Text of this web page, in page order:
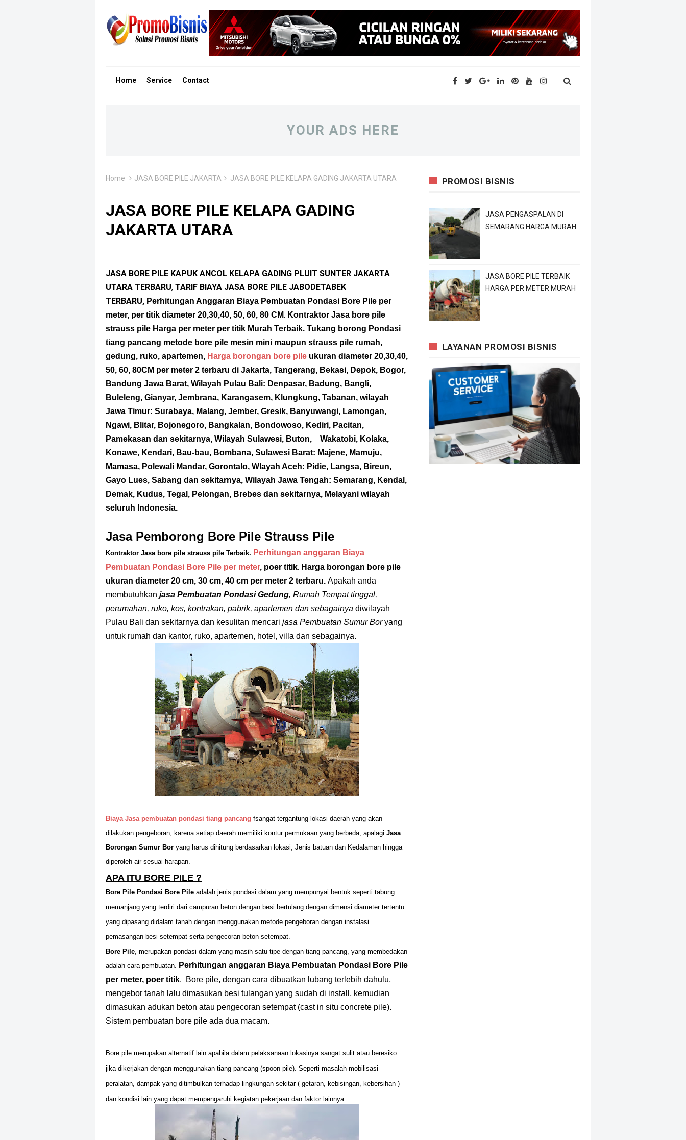
Home Service Contact
YOUR ADS HERE
Home JASA BORE PILE JAKARTA JASA BORE PILE KELAPA GADING JAKARTA UTARA
JASA BORE PILE KELAPA GADING
JAKARTA UTARA
JASA BORE PILE KAPUK ANCOL KELAPA GADING PLUIT SUNTER JAKARTA
UTARA TERBARU, TARIF BIAYA JASA BORE PILE JABODETABEK
TERBARU, Perhitungan Anggaran Biaya Pembuatan Pondasi Bore Pile per
meter, per titik diameter 20,30,40, 50, 60, 80 CM. Kontraktor Jasa bore pile
strauss pile Harga per meter per titik Murah Terbaik. Tukang borong Pondasi
tiang pancang metode bore pile mesin mini maupun strauss pile rumah,
gedung, ruko, apartemen, Harga borongan bore pile ukuran diameter 20,30,40,
50, 60, 80CM per meter 2 terbaru di Jakarta, Tangerang, Bekasi, Depok, Bogor,
Bandung Jawa Barat, Wilayah Pulau Bali: Denpasar, Badung, Bangli,
Buleleng, Gianyar, Jembrana, Karangasem, Klungkung, Tabanan, wilayah
Jawa Timur: Surabaya, Malang, Jember, Gresik, Banyuwangi, Lamongan,
Ngawi, Blitar, Bojonegoro, Bangkalan, Bondowoso, Kediri, Pacitan,
Pamekasan dan sekitarnya, Wilayah Sulawesi, Buton, Wakatobi, Kolaka,
Konawe, Kendari, Bau-bau, Bombana, Sulawesi Barat: Majene, Mamuju,
Mamasa, Polewali Mandar, Gorontalo, Wlayah Aceh: Pidie, Langsa, Bireun,
Gayo Lues, Sabang dan sekitarnya, Wilayah Jawa Tengah: Semarang, Kendal,
Demak, Kudus, Tegal, Pelongan, Brebes dan sekitarnya, Melayani wilayah
seluruh Indonesia.
Jasa Pemborong Bore Pile Strauss Pile
Kontraktor Jasa bore pile strauss pile Terbaik. Perhitungan anggaran Biaya
Pembuatan Pondasi Bore Pile per meter, poer titik. Harga borongan bore pile
ukuran diameter 20 cm, 30 cm, 40 cm per meter 2 terbaru. Apakah anda
membutuhkan jasa Pembuatan Pondasi Gedung, Rumah Tempat tinggal,
perumahan, ruko, kos, kontrakan, pabrik, apartemen dan sebagainya diwilayah
Pulau Bali dan sekitarnya dan kesulitan mencari jasa Pembuatan Sumur Boryang
untuk rumah dan kantor, ruko, apartemen, hotel, villa dan sebagainya.
Biaya Jasa pembuatan pondasi tiang pancang fsangat tergantung lokasi daerah yang akan
dilakukan pengeboran, karena setiap daerah memiliki kontur permukaan yang berbeda, apalagi Jasa
Borongan Sumur Bor yang harus dihitung berdasarkan lokasi, Jenis batuan dan Kedalaman hingga
diperoleh air sesuai harapan.
APA ITU BORE PILE ?
Bore Pile Pondasi Bore Pile adalah jenis pondasi dalam yang mempunyai bentuk seperti tabung
memanjang yang terdiri dari campuran beton dengan besi bertulang dengan dimensi diameter tertentu
yang dipasang didalam tanah dengan menggunakan metode pengeboran dengan instalasi
pemasangan besi setempat serta pengecoran beton setempat.
Bore Pile, merupakan pondasi dalam yang masih satu tipe dengan tiang pancang, yang membedakan
adalah cara pembuatan. Perhitungan anggaran Biaya Pembuatan Pondasi Bore Pile
per meter, poer titik. Bore pile, dengan cara dibuatkan lubang terlebih dahulu,
mengebor tanah lalu dimasukan besi tulangan yang sudah di install, kemudian
dimasukan adukan beton atau pengecoran setempat (cast in situ concrete pile).
Sistem pembuatan bore pile ada dua macam.
Bore pile merupakan alternatif lain apabila dalam pelaksanaan lokasinya sangat sulit atau beresiko
jika dikerjakan dengan menggunakan tiang pancang (spoon pile). Seperti masalah mobilisasi
peralatan, dampak yang ditimbulkan terhadap lingkungan sekitar ( getaran, kebisingan, kebersihan )
dan kondisi lain yang dapat mempengaruhi kegiatan pekerjaan dan faktor lainnya.
PROMOSI BISNIS
JASA PENGASPALAN DI
SEMARANG HARGA MURAH
JASA BORE PILE TERBAIK
HARGA PER METER MURAH
LAYANAN PROMOSI BISNIS